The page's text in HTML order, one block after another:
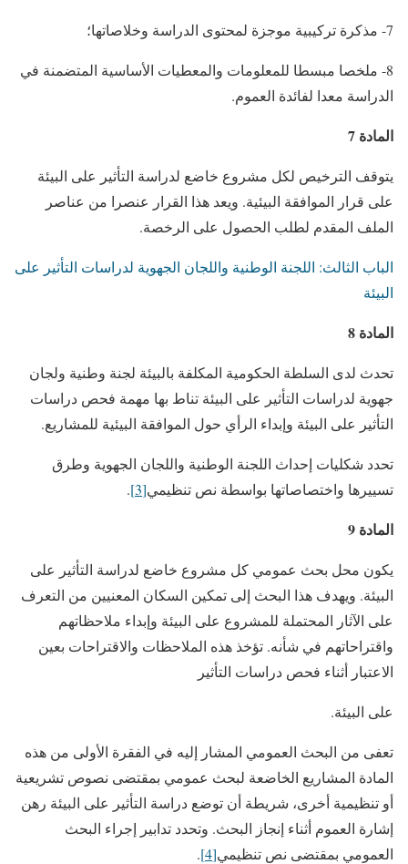
7- مذكرة تركيبية موجزة لمحتوى الدراسة وخلاصاتها؛
8- ملخصا مبسطا للمعلومات والمعطيات الأساسية المتضمنة في
الدراسة معدا لفائدة العموم.
المادة 7
يتوقف الترخيص لكل مشروع خاضع لدراسة التأثير على البيئة
على قرار الموافقة البيئية. ويعد هذا القرار عنصرا من عناصر
الملف المقدم لطلب الحصول على الرخصة.
الباب الثالث: اللجنة الوطنية واللجان الجهوية لدراسات التأثير على
البيئة
المادة 8
تحدث لدى السلطة الحكومية المكلفة بالبيئة لجنة وطنية ولجان
جهوية لدراسات التأثير على البيئة تناط بها مهمة فحص دراسات
التأثير على البيئة وإبداء الرأي حول الموافقة البيئية للمشاريع.
تحدد شكليات إحداث اللجنة الوطنية واللجان الجهوية وطرق
تسييرها واختصاصاتها بواسطة نص تنظيمي[3]
.
المادة 9
يكون محل بحث عمومي كل مشروع خاضع لدراسة التأثير على
البيئة. ويهدف هذا البحث إلى تمكين السكان المعنيين من التعرف
على الآثار المحتملة للمشروع على البيئة وإبداء ملاحظاتهم
واقتراحاتهم في شأنه. تؤخذ هذه الملاحظات والاقتراحات بعين
الاعتبار أثناء فحص دراسات التأثير
على البيئة.
تعفى من البحث العمومي المشار إليه في الفقرة الأولى من هذه
المادة المشاريع الخاضعة لبحث عمومي بمقتضى نصوص تشريعية
أو تنظيمية أخرى، شريطة أن توضع دراسة التأثير على البيئة رهن
إشارة العموم أثناء إنجاز البحث. وتحدد تدابير إجراء البحث
العمومي بمقتضى نص تنظيمي[4]
.